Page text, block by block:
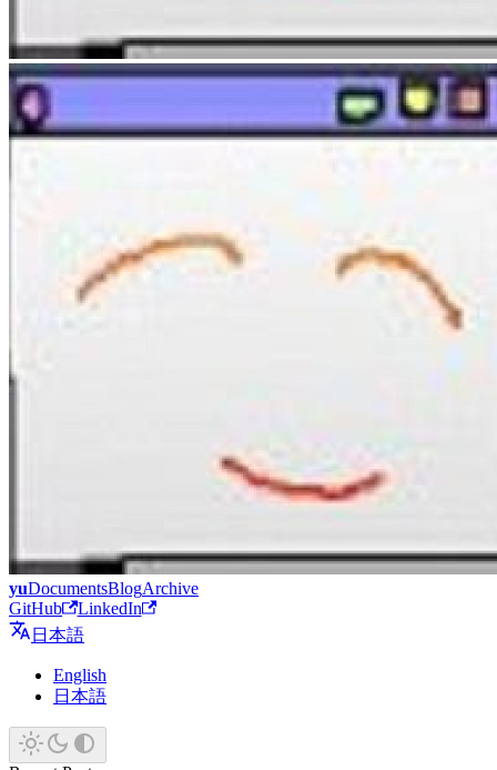
yuDocumentsBlogArchive
GitHub
LinkedIn
日本語
English
日本語